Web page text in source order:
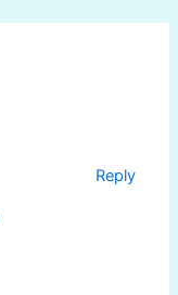
Reply